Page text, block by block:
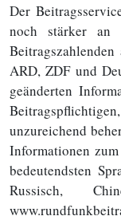
Der
noch stärker an
ARD, ZDF und
geänderten
unzureichend
Informationen
bedeutendsten
Russisch,